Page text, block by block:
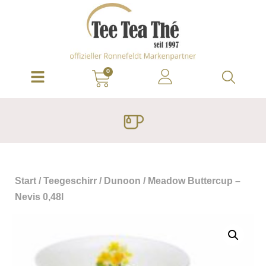
0
Start / Teegeschirr / Dunoon / Meadow Buttercup –
Nevis 0,48l